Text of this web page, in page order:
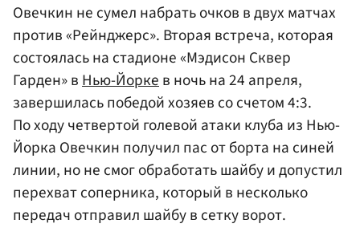
Овечкин не сумел набрать очков в двух матчах
против «Рейнджерс». Вторая встреча, которая
состоялась на стадионе «Мэдисон Сквер
Гарден» вНью-Йоркев ночь на 24 апреля,
завершилась победой хозяев со счетом 4:3.
По ходу четвертой голевой атаки клуба из Нью-
Йорка Овечкин получил пас от борта на синей
линии, но не смог обработать шайбу и допустил
перехват соперника, который в несколько
передач отправил шайбу в сетку ворот.